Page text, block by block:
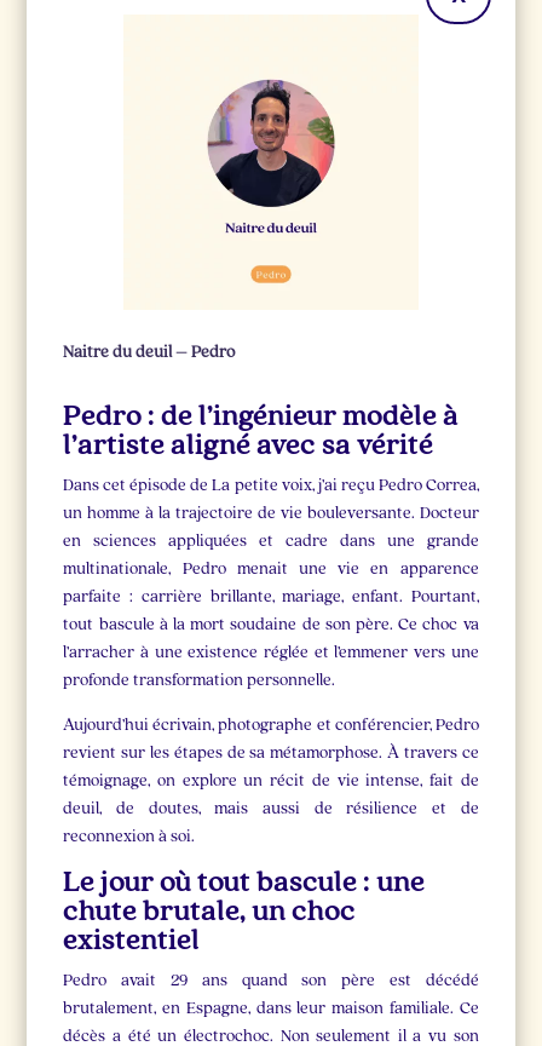
Naitre du deuil – Pedro
Pedro : de l’ingénieur modèle à
l’artiste aligné avec sa vérité
Dans cet épisode de La petite voix, j’ai reçu Pedro Correa,
un homme à la trajectoire de vie bouleversante. Docteur
en sciences appliquées et cadre dans une grande
multinationale, Pedro menait une vie en apparence
parfaite : carrière brillante, mariage, enfant. Pourtant,
tout bascule à la mort soudaine de son père. Ce choc va
l’arracher à une existence réglée et l’emmener vers une
profonde transformation personnelle.
Aujourd’hui écrivain, photographe et conférencier, Pedro
revient sur les étapes de sa métamorphose. À travers ce
témoignage, on explore un récit de vie intense, fait de
deuil, de doutes, mais aussi de résilience et de
reconnexion à soi.
Le jour où tout bascule : une
chute brutale, un choc
existentiel
Pedro avait 29 ans quand son père est décédé
brutalement, en Espagne, dans leur maison familiale. Ce
décès a été un électrochoc. Non seulement il a vu son